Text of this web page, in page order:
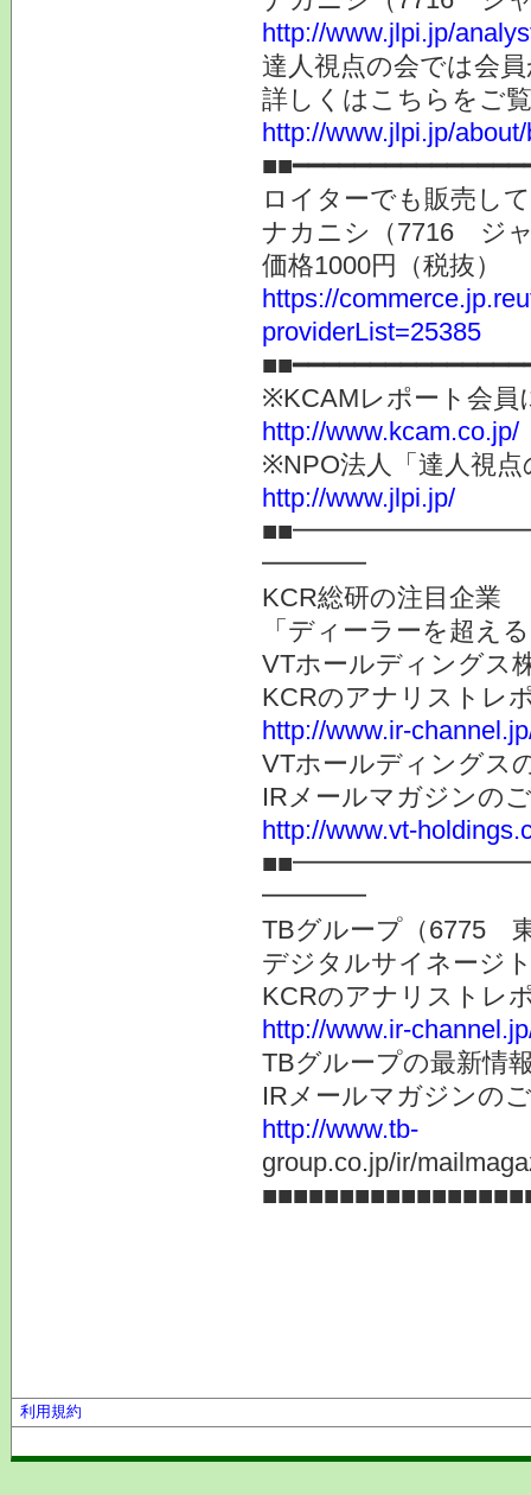
http://www.jlpi.jp/
達人視点の会では会
詳しくはこちらをご
http://www.jlpi.jp/
ロイターでも販売し
ナカニシ（7716 ジ
価格1000円（税抜）
https://
providerList=25385
※KCAMレポート会員
http://www.kcam.co.jp/
※NPO法人「達人視
http://www.jlpi.jp/
━━━━
KCR総研の注目企業
「ディーラーを超え
VTホールディングス
KCRのアナリストレ
http://www.ir-
VTホールディングス
IRメールマガジンの
http://www.vt-
━━━━
TBグループ（6775
デジタルサイネージ
KCRのアナリストレ
http://www.ir-
TBグループの最新情
IRメールマガジンの
http://www.tb-
group.co.jp/ir/
利用規約